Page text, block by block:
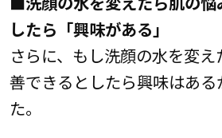
したら「興味がある」
さらに、もし洗顔の水を変
善できるとしたら興味はあ
た。